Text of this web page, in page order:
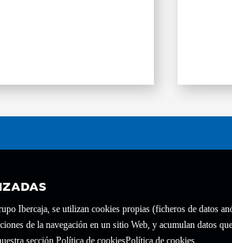
Ibercaja, se utilizan cookies propias (ficheros de datos
de la navegación en un sitio Web, y acumulan datos
sección Política de cookiesPolítica de cookies
el nº 1689.